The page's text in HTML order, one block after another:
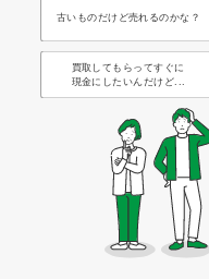
古いものだけど売れるのかな？
買取してもらってすぐに
現金にしたいんだけど...